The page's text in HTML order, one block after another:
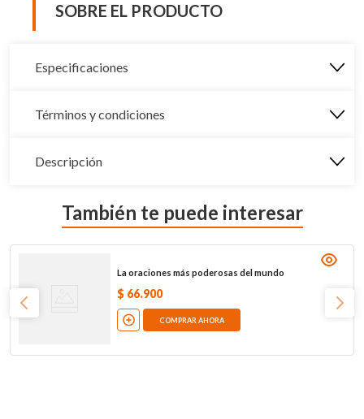
SOBRE EL PRODUCTO
Especificaciones
Términos y condiciones
Descripción
También te puede interesar
La oraciones más poderosas del mundo
$ 66.900
COMPRAR AHORA